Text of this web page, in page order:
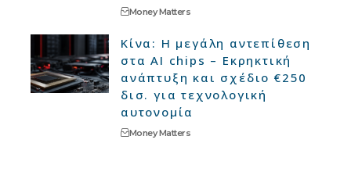
Money Matters
Κίνα: Η μεγάλη αντεπίθεση
στα AI chips – Εκρηκτική
ανάπτυξη και σχέδιο €250
δισ. για τεχνολογική
αυτονομία
Money Matters